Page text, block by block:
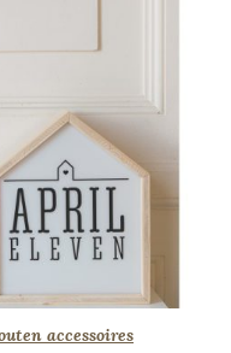
accessoires